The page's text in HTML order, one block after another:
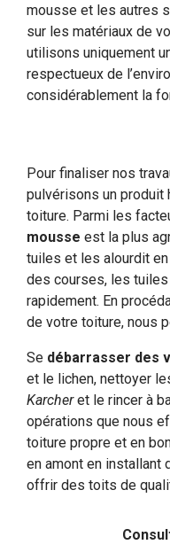
mousse et les autres
sur les matériaux de
utilisons uniquement
respectueux de
considérablement la
Pour finaliser nos
pulvérisons un produit
toiture. Parmi les
mousse est la plus
tuiles et les alourdit en
des courses, les
rapidement. En
de votre toiture, nous
Se débarrasser des
et le lichen, nettoyer
Karcheret le rincer à
opérations que nous
toiture propre et en
en amont en installant
offrir des toits de